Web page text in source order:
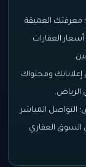
معرفتك العميقة
العقارات
إعلاناتك ومحتواك
الرياض.
التواصل المباشر
السوق العقاري